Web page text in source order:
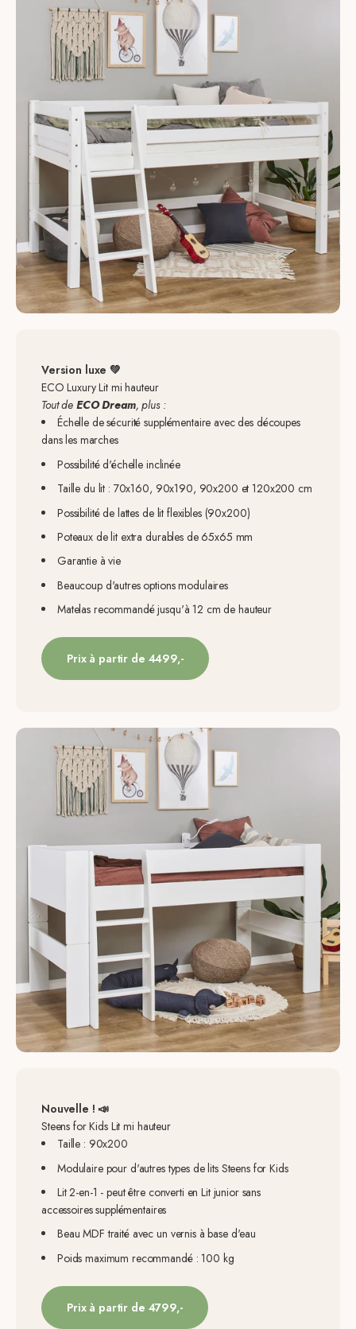
Version luxe 💚
ECO Luxury Lit mi hauteur
Tout de ECO Dream, plus :
Échelle de sécurité supplémentaire avec des découpes
dans les marches
Possibilité d'échelle inclinée
Taille du lit : 70x160, 90x190, 90x200 et 120x200 cm
Possibilité de lattes de lit flexibles (90x200)
Poteaux de lit extra durables de 65x65 mm
Garantie à vie
Beaucoup d'autres options modulaires
Matelas recommandé jusqu'à 12 cm de hauteur
Prix à partir de 4499,-
Nouvelle ! 📣
Steens for Kids Lit mi hauteur
Taille : 90x200
Modulaire pour d'autres types de lits Steens for Kids
Lit 2-en-1 - peut être converti en Lit junior sans
accessoires supplémentaires
Beau MDF traité avec un vernis à base d'eau
Poids maximum recommandé : 100 kg
Prix à partir de 4799,-